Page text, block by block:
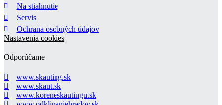
Na stiahnutie
Servis
Ochrana osobných údajov
Nastavenia cookies
Odporúčame
www.skauting.sk
www.skaut.sk
www.koreneskautingu.sk